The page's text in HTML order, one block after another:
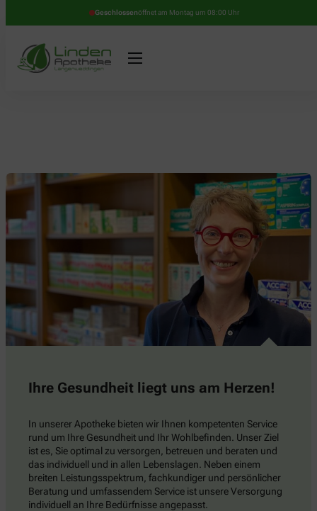
Geschlossenöffnet am Montag um 08:00 Uhr
Ihre Gesundheit liegt uns am Herzen!
In unserer Apotheke bieten wir Ihnen kompetenten Service
rund um Ihre Gesundheit und Ihr Wohlbefinden. Unser Ziel
ist es, Sie optimal zu versorgen, betreuen und beraten und
das individuell und in allen Lebenslagen. Neben einem
breiten Leistungsspektrum, fachkundiger und persönlicher
Beratung und umfassendem Service ist unsere Versorgung
individuell an Ihre Bedürfnisse angepasst.